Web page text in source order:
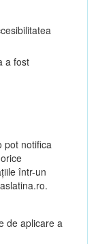
a fost
pot notifica
într-un
de aplicare a